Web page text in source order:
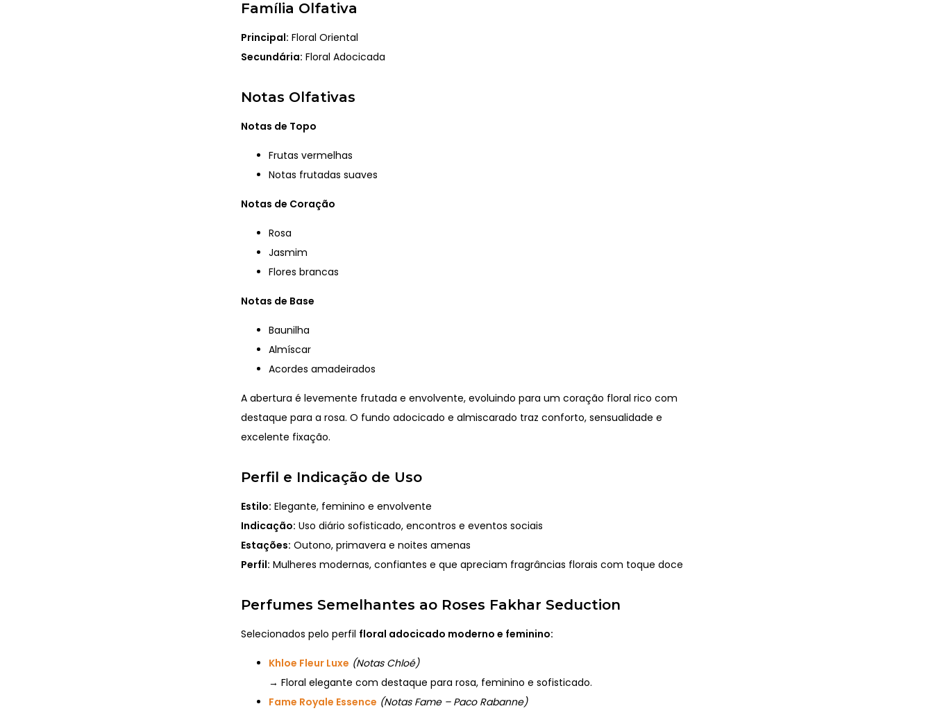
Família Olfativa
Principal: Floral Oriental
Secundária: Floral Adocicada
Notas Olfativas
Notas de Topo
Frutas vermelhas
Notas frutadas suaves
Notas de Coração
Rosa
Jasmim
Flores brancas
Notas de Base
Baunilha
Almíscar
Acordes amadeirados
A abertura é levemente frutada e envolvente, evoluindo para um coração floral rico com
destaque para a rosa. O fundo adocicado e almiscarado traz conforto, sensualidade e
excelente fixação.
Perfil e Indicação de Uso
Estilo: Elegante, feminino e envolvente
Indicação: Uso diário sofisticado, encontros e eventos sociais
Estações: Outono, primavera e noites amenas
Perfil: Mulheres modernas, confiantes e que apreciam fragrâncias florais com toque doce
Perfumes Semelhantes ao Roses Fakhar Seduction
Selecionados pelo perfil floral adocicado moderno e feminino:
Khloe Fleur Luxe (Notas Chloé)
→ Floral elegante com destaque para rosa, feminino e sofisticado.
Fame Royale Essence (Notas Fame – Paco Rabanne)